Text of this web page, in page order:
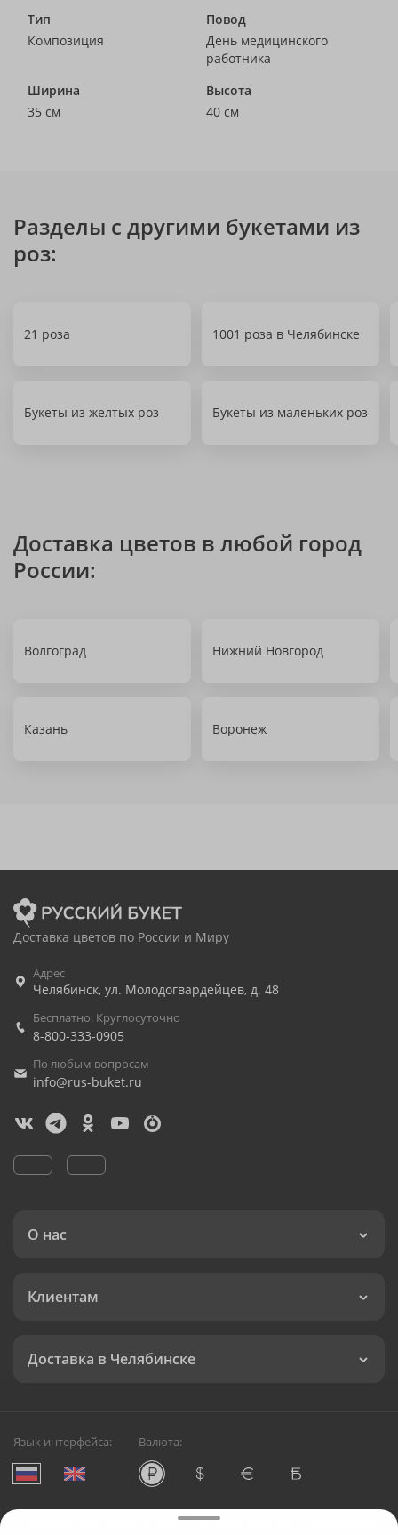
Тип
Композиция
Повод
День медицинского
работника
Ширина
35 см
Высота
40 см
Разделы с другими букетами из
роз:
21 роза 1001 роза в Челябинске
Букеты из желтых роз Букеты из маленьких роз
Доставка цветов в любой город
России:
Волгоград Нижний Новгород
Казань Воронеж
Доставка цветов по России и Миру
Адрес
Челябинск, ул. Молодогвардейцев, д. 48
Бесплатно. Круглосуточно
8-800-333-0905
По любым вопросам
info@rus-buket.ru
О нас
Клиентам
Доставка в Челябинске
Язык интерфейса: Валюта:
Служба круглосуточной доставки цветов в Челябинске